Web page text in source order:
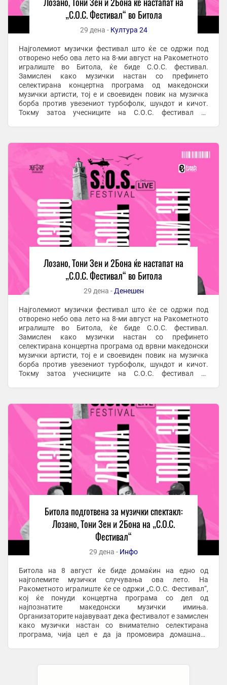
„С.О.С. Фестивал“ во Битола
29 дена - Култура 24
Најголемиот музички фестивал што ќе се одржи под
отворено небо ова лето на 8-ми август на Ракометното
игралиште во Битола, ќе биде С.О.С. фестивал.
Замислен како музички настан со префинето
селектирана концертна програма од македонски
музички артисти, тој е и своевиден повик на музичка
борба против увезениот турбофолк, шундот и кичот.
Токму затоа учесниците на С.О.С. фестивал се
Лозано, Тони Зен и 2Бона ќе настапат на
„С.О.С. Фестивал“ во Битола
29 дена - Денешен
Најголемиот музички фестивал што ќе се одржи под
отворено небо ова лето на 8-ми август на Ракометното
игралиште во Битола, ќе биде С.О.С. фестивал.
Замислен како музички настан со префинето
селектирана концертна програма од врвни македонски
музички артисти, тој е и своевиден повик на музичка
борба против увезениот турбофолк, шундот и кичот.
Токму затоа учесниците на С.О.С. фестивал се
Битола подготвена за музички спектакл:
Лозано, Тони Зен и 2Бона на „С.О.С.
Фестивал“
29 дена - Инфо
Битола на 8 август ќе биде домаќин на едно од
најголемите музички случувања ова лето. На
Ракометното игралиште ќе се одржи „С.О.С. Фестивал“,
кој ќе понуди концертна програма со дел од
најпознатите македонски музички имиња.
Организаторите најавуваат дека фестивалот е замислен
како музички настан со внимателно селектирана
програма, чија цел е да ја промовира домашната